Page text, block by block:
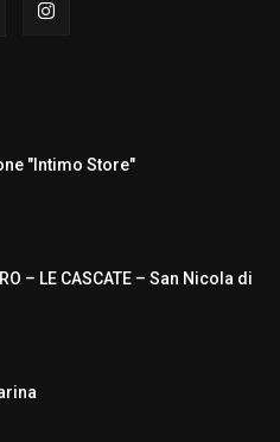
"Intimo Store"
– LE CASCATE – San Nicola di